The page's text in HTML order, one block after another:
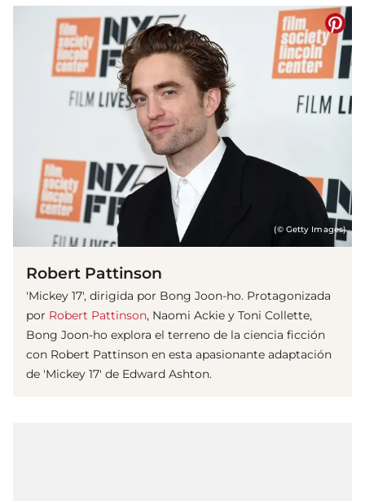
(© Getty Images)
Robert Pattinson
'Mickey 17', dirigida por Bong Joon-ho. Protagonizada
por Robert Pattinson, Naomi Ackie y Toni Collette,
Bong Joon-ho explora el terreno de la ciencia ficción
con Robert Pattinson en esta apasionante adaptación
de 'Mickey 17' de Edward Ashton.